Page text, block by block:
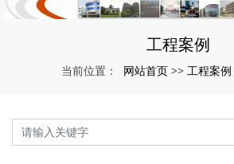
工程案例
当前位置： 网站首页 >> 工程案例